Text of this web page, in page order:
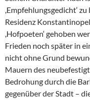
,Empfehlungsgedicht‘
Residenz
,Hofpoeten‘ gehoben
Frieden noch später in
nicht ohne Grund
Mauern des
Bedrohung durch die
gegenüber der Stadt –